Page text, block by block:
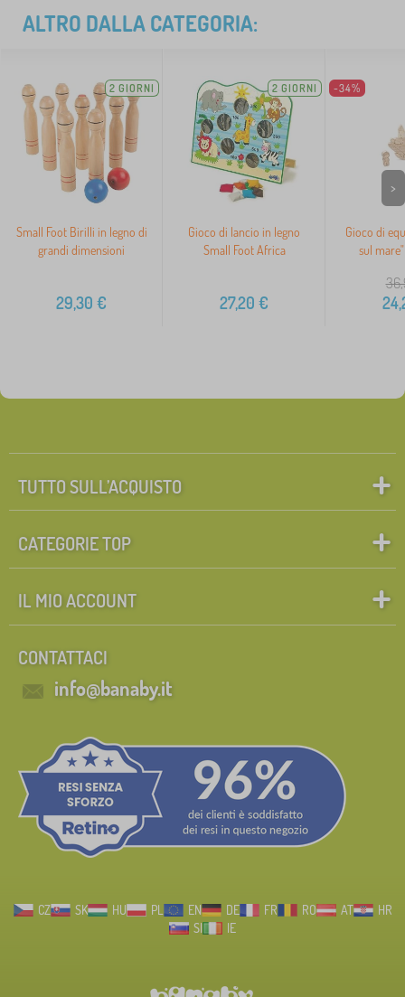
ALTRO DALLA CATEGORIA:
2 GIORNI
Small Foot Birilli in legno di
grandi dimensioni
29,30 €
2 GIORNI
Gioco di lancio in legno
Small Foot Africa
27,20 €
-34%
Gioco di
sul
>
TUTTO SULL’ACQUISTO
CATEGORIE TOP
IL MIO ACCOUNT
CONTATTACI
info@banaby.it
CZ SK HU PL EN DE FR RO AT
HR
SI
IE